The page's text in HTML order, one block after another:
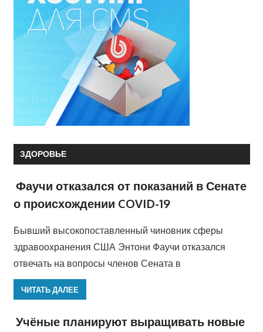
ЗДОРОВЬЕ
Фаучи отказался от показаний в Сенате
о происхождении COVID-19
Бывший высокопоставленный чиновник сферы
здравоохранения США Энтони Фаучи отказался
отвечать на вопросы членов Сената в
ЧИТАТЬ ДАЛЕЕ
Учёные планируют выращивать новые